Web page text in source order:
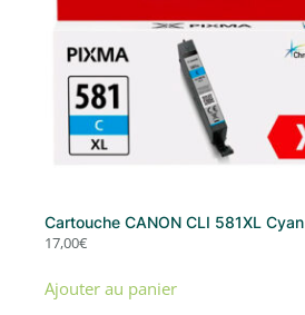
Cartouche CANON CLI 581XL Cyan
17,00€
Ajouter au panier